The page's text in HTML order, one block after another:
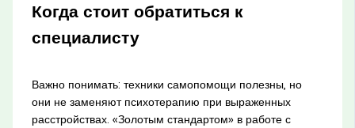
Когда стоит обратиться к
специалисту
Важно понимать: техники самопомощи полезны, но
они не заменяют психотерапию при выраженных
расстройствах. «Золотым стандартом» в работе с